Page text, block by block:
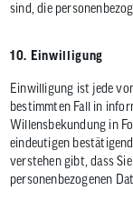
sind, die
10. Einwilligung
Einwilligung ist jede
bestimmten Fall in
Willensbekundung in
eindeutigen
verstehen gibt, dass
personenbezogenen